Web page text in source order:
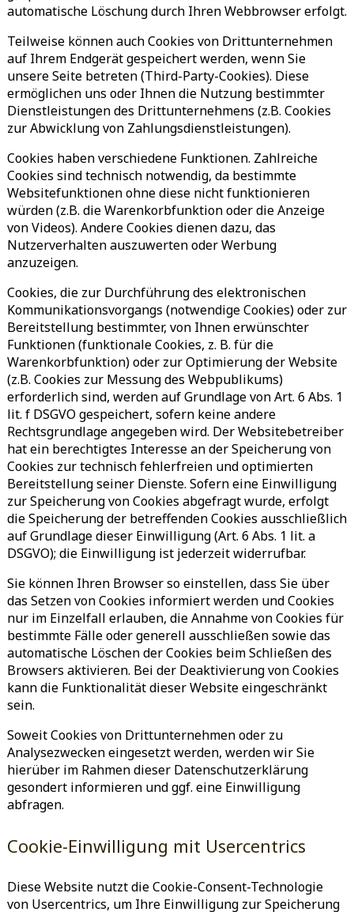
automatische Löschung durch Ihren Webbrowser erfolgt.
Teilweise können auch Cookies von Drittunternehmen
auf Ihrem Endgerät gespeichert werden, wenn Sie
unsere Seite betreten (Third-Party-Cookies). Diese
ermöglichen uns oder Ihnen die Nutzung bestimmter
Dienstleistungen des Drittunternehmens (z.B. Cookies
zur Abwicklung von Zahlungsdienstleistungen).
Cookies haben verschiedene Funktionen. Zahlreiche
Cookies sind technisch notwendig, da bestimmte
Websitefunktionen ohne diese nicht funktionieren
würden (z.B. die Warenkorbfunktion oder die Anzeige
von Videos). Andere Cookies dienen dazu, das
Nutzerverhalten auszuwerten oder Werbung
anzuzeigen.
Cookies, die zur Durchführung des elektronischen
Kommunikationsvorgangs (notwendige Cookies) oder zur
Bereitstellung bestimmter, von Ihnen erwünschter
Funktionen (funktionale Cookies, z. B. für die
Warenkorbfunktion) oder zur Optimierung der Website
(z.B. Cookies zur Messung des Webpublikums)
erforderlich sind, werden auf Grundlage von Art. 6 Abs. 1
lit. f DSGVO gespeichert, sofern keine andere
Rechtsgrundlage angegeben wird. Der Websitebetreiber
hat ein berechtigtes Interesse an der Speicherung von
Cookies zur technisch fehlerfreien und optimierten
Bereitstellung seiner Dienste. Sofern eine Einwilligung
zur Speicherung von Cookies abgefragt wurde, erfolgt
die Speicherung der betreffenden Cookies ausschließlich
auf Grundlage dieser Einwilligung (Art. 6 Abs. 1 lit. a
DSGVO); die Einwilligung ist jederzeit widerrufbar.
Sie können Ihren Browser so einstellen, dass Sie über
das Setzen von Cookies informiert werden und Cookies
nur im Einzelfall erlauben, die Annahme von Cookies für
bestimmte Fälle oder generell ausschließen sowie das
automatische Löschen der Cookies beim Schließen des
Browsers aktivieren. Bei der Deaktivierung von Cookies
kann die Funktionalität dieser Website eingeschränkt
sein.
Soweit Cookies von Drittunternehmen oder zu
Analysezwecken eingesetzt werden, werden wir Sie
hierüber im Rahmen dieser Datenschutzerklärung
gesondert informieren und ggf. eine Einwilligung
abfragen.
Cookie-Einwilligung mit Usercentrics
Diese Website nutzt die Cookie-Consent-Technologie
von Usercentrics, um Ihre Einwilligung zur Speicherung